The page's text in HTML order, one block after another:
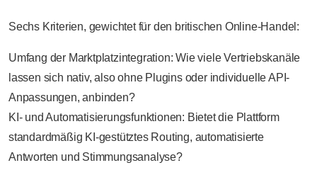
Sechs Kriterien, gewichtet für den britischen Online-Handel:
Umfang der Marktplatzintegration: Wie viele Vertriebskanäle
lassen sich nativ, also ohne Plugins oder individuelle API-
Anpassungen, anbinden?
KI- und Automatisierungsfunktionen: Bietet die Plattform
standardmäßig KI-gestütztes Routing, automatisierte
Antworten und Stimmungsanalyse?